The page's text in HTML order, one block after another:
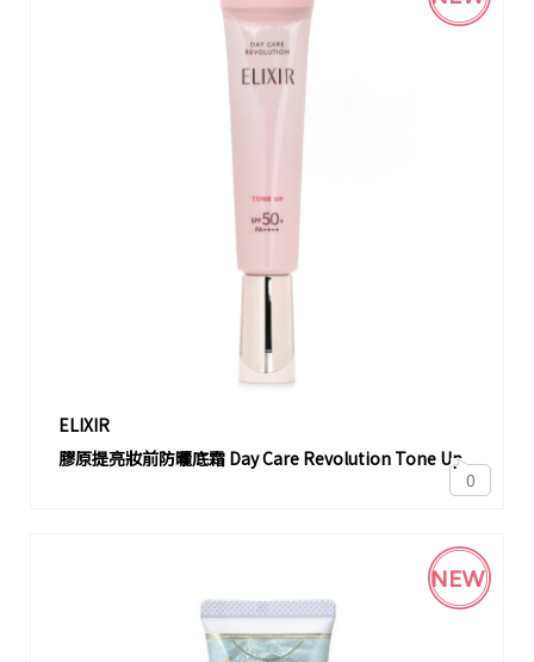
ELIXIR
膠原提亮妝前防曬底霜 Day Care Revolution Tone Up
0
NEW